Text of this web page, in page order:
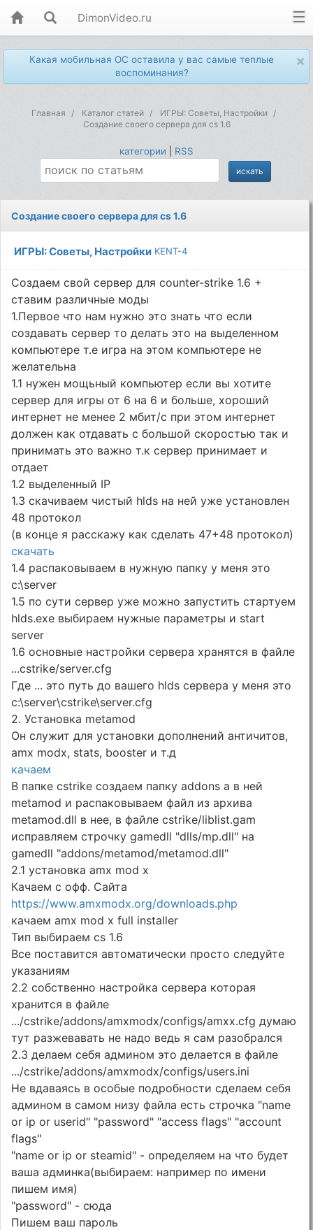
DimonVideo.ru
×
Какая мобильная ОС оставила у вас самые теплые
воспоминания?
Главная Каталог статей
ИГРЫ: Советы, Настройки
Создание своего сервера для cs 1.6
категории RSS
Создание своего сервера для cs 1.6
ИГРЫ: Советы, Настройки KENT-4
Создаем свой сервер для counter-strike 1.6 +
ставим различные моды
1.Первое что нам нужно это знать что если
создавать сервер то делать это на выделенном
компьютере т.е игра на этом компьютере не
желательна
1.1 нужен мощьный компьютер если вы хотите
сервер для игры от 6 на 6 и больше, хороший
интернет не менее 2 мбит/с при этом интернет
должен как отдавать с большой скоростью так и
принимать это важно т.к сервер принимает и
отдает
1.2 выделенный IP
1.3 скачиваем чистый hlds на ней уже установлен
48 протокол
(в конце я расскажу как сделать 47+48 протокол)
скачать
1.4 распаковываем в нужную папку у меня это
c:\server
1.5 по сути сервер уже можно запустить стартуем
hlds.exe выбираем нужные параметры и start
server
1.6 основные настройки сервера хранятся в файле
...cstrike/server.cfg
Где ... это путь до вашего hlds сервера у меня это
c:\server\cstrike\server.cfg
2. Установка metamod
Он служит для установки дополнений античитов,
amx modx, stats, booster и т.д
качаем
В папке cstrike создаем папку addons а в ней
metamod и распаковываем файл из архива
metamod.dll в нее, в файле cstrike/liblist.gam
исправляем строчку gamedll "dlls/mp.dll" на
gamedll "addons/metamod/metamod.dll"
2.1 установка amx mod x
Качаем с офф. Сайта
https://www.amxmodx.org/downloads.php
качаем amx mod x full installer
Тип выбираем cs 1.6
Все поставится автоматически просто следуйте
указаниям
2.2 собственно настройка сервера которая
хранится в файле
.../cstrike/addons/amxmodx/configs/amxx.cfg думаю
тут разжевавать не надо ведь я сам разобрался
2.3 делаем себя админом это делается в файле
.../cstrike/addons/amxmodx/configs/users.ini
Не вдаваясь в особые подробности сделаем себя
админом в самом низу файла есть строчка "name
or ip or userid" "password" "access flags" "account
flags"
"name or ip or steamid" - определяем на что будет
ваша админка(выбираем: например по имени
пишем имя)
"password" - сюда
Пишем ваш пароль